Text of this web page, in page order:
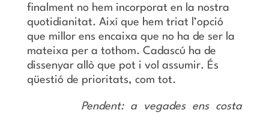
finalment no hem incorporat en la nostra
quotidianitat. Així que hem triat l’opció
que millor ens encaixa que no ha de ser la
mateixa per a tothom. Cadascú ha de
dissenyar allò que pot i vol assumir. És
qüestió de prioritats, com tot.
Pendent: a vegades ens costa